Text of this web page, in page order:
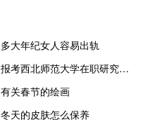
多大年纪女人容易出轨
报考西北师范大学在职研究生优势
有关春节的绘画
冬天的皮肤怎么保养